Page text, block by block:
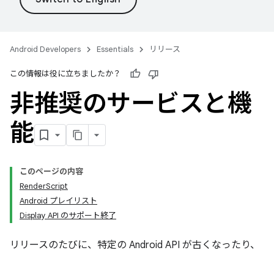
Android Developers Essentials リリース
この情報は役に立ちましたか？
非推奨のサービスと機
能
このページの内容
RenderScript
Android プレイリスト
Display API のサポート終了
リリースのたびに、特定の Android API が古くなったり、